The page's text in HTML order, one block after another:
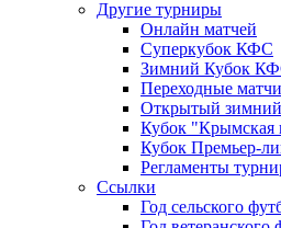
Другие турниры
Онлайн матчей
Суперкубок КФС
Зимний Кубок
Переходные
Открытый
Кубок "Крымская
Кубок Премьер-
Регламенты
Ссылки
Год сельского